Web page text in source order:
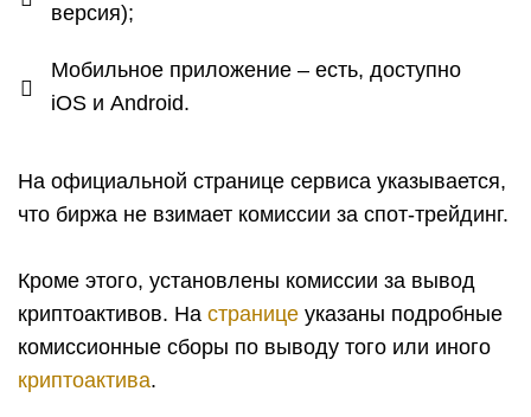
версия);
Мобильное приложение – есть, доступно
iOS и Android.
На официальной странице сервиса указывается,
что биржа не взимает комиссии за спот-трейдинг.
Кроме этого, установлены комиссии за вывод
криптоактивов. На странице указаны подробные
комиссионные сборы по выводу того или иного
криптоактива.